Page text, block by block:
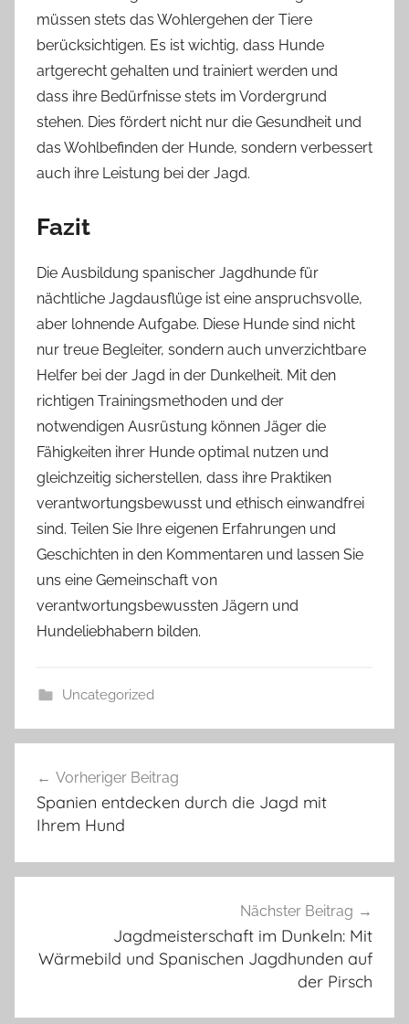
müssen stets das Wohlergehen der Tiere
berücksichtigen. Es ist wichtig, dass Hunde
artgerecht gehalten und trainiert werden und
dass ihre Bedürfnisse stets im Vordergrund
stehen. Dies fördert nicht nur die Gesundheit und
das Wohlbefinden der Hunde, sondern verbessert
auch ihre Leistung bei der Jagd.
Fazit
Die Ausbildung spanischer Jagdhunde für
nächtliche Jagdausflüge ist eine anspruchsvolle,
aber lohnende Aufgabe. Diese Hunde sind nicht
nur treue Begleiter, sondern auch unverzichtbare
Helfer bei der Jagd in der Dunkelheit. Mit den
richtigen Trainingsmethoden und der
notwendigen Ausrüstung können Jäger die
Fähigkeiten ihrer Hunde optimal nutzen und
gleichzeitig sicherstellen, dass ihre Praktiken
verantwortungsbewusst und ethisch einwandfrei
sind. Teilen Sie Ihre eigenen Erfahrungen und
Geschichten in den Kommentaren und lassen Sie
uns eine Gemeinschaft von
verantwortungsbewussten Jägern und
Hundeliebhabern bilden.
Uncategorized
Vorheriger Beitrag
Spanien entdecken durch die Jagd mit
Ihrem Hund
Nächster Beitrag
Jagdmeisterschaft im Dunkeln: Mit
Wärmebild und Spanischen Jagdhunden auf
der Pirsch